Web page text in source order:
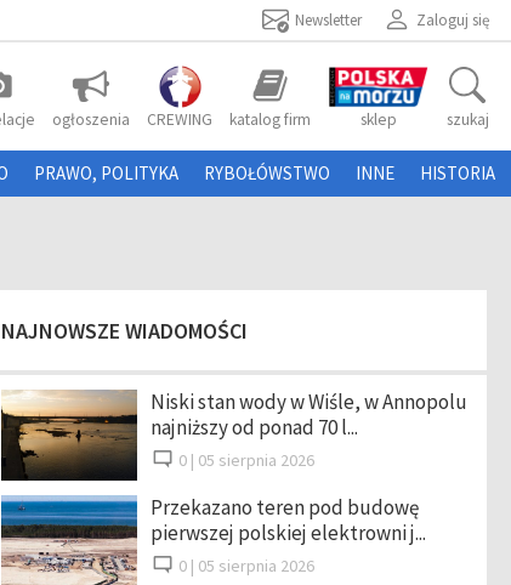
Zaloguj się
Newsletter
ogłoszenia CREWING katalog firm sklep szukaj
PRAWO, POLITYKA RYBOŁÓWSTWO INNE HISTORIA
NAJNOWSZE WIADOMOŚCI
Niski stan wody w Wiśle, w Annopolu
najniższy od ponad 70 l...
0 | 05 sierpnia 2026
Przekazano teren pod budowę
pierwszej polskiej elektrowni j...
0 | 05 sierpnia 2026